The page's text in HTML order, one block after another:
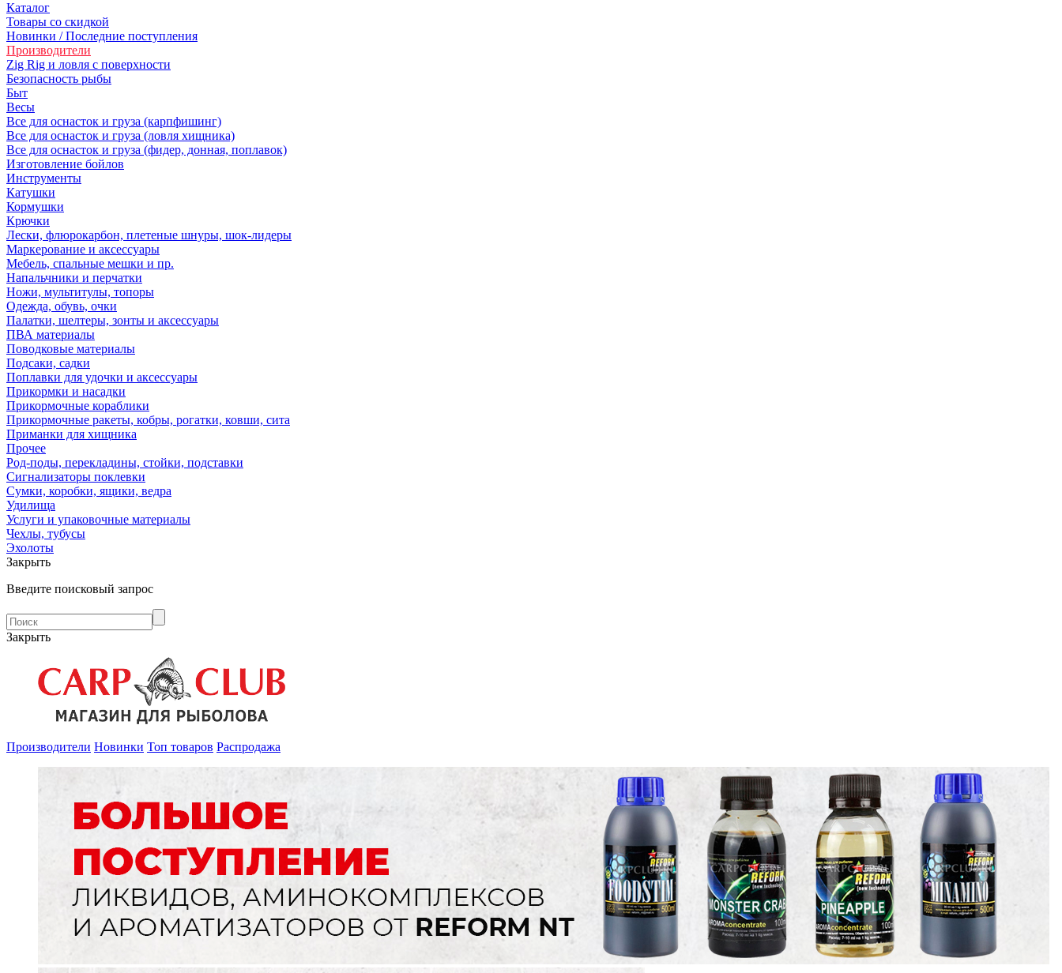
Каталог
Товары со скидкой
Новинки / Последние поступления
Производители
Zig Rig и ловля с поверхности
Безoпасность рыбы
Быт
Весы
Все для оснасток и груза (карпфишинг)
Все для оснасток и груза (ловля хищника)
Все для оснасток и груза (фидер, донная, поплавок)
Изготовление бойлов
Инструменты
Катушки
Кормушки
Крючки
Лески, флюрокарбон, плетеные шнуры, шок-лидеры
Маркерование и аксессуары
Мебель, спальные мешки и пр.
Напальчники и перчатки
Ножи, мультитулы, топоры
Одежда, обувь, очки
Палатки, шелтеры, зонты и аксессуары
ПВА материалы
Поводковые материалы
Подсаки, садки
Поплавки для удочки и аксессуары
Прикормки и насадки
Прикормочные кораблики
Прикормочные ракеты, кобры, рогатки, ковши, сита
Приманки для хищника
Прочее
Род-поды, перекладины, стойки, подставки
Сигнализаторы поклевки
Сумки, коробки, ящики, ведра
Удилища
Услуги и упаковочные материалы
Чехлы, тубусы
Эхолоты
Закрыть
Введите поисковый запрос
Закрыть
Производители Новинки Топ товаров Распродажа